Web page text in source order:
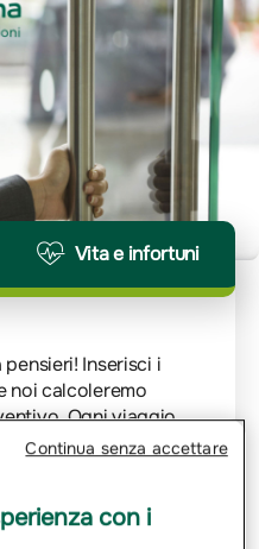
Vita e infortuni
Inserisci i
noi calcoleremo
Ogni viaggio
con i
Continua senza accettare